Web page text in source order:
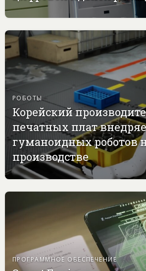
РОБОТЫ
Корейский
печатных плат
гуманоидных роботов
производстве
ПРОГРАММНОЕ ОБЕСПЕЧЕНИЕ